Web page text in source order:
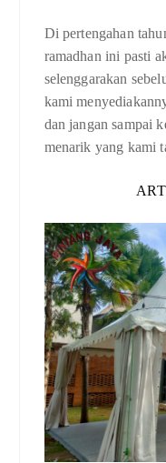
Di pertengahan
ramadhan ini pasti
selenggarakan
kami
dan jangan sampai
menarik yang kami